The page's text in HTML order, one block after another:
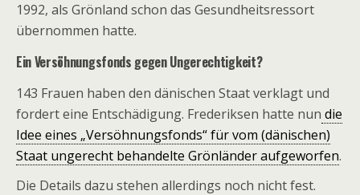
1992, als Grönland schon das Gesundheitsressort
übernommen hatte.
Ein Versöhnungsfonds gegen Ungerechtigkeit?
143 Frauen haben den dänischen Staat verklagt und
fordert eine Entschädigung. Frederiksen hatte nun die
Idee eines „Versöhnungsfonds“ für vom (dänischen)
Staat ungerecht behandelte Grönländer aufgeworfen.
Die Details dazu stehen allerdings noch nicht fest.